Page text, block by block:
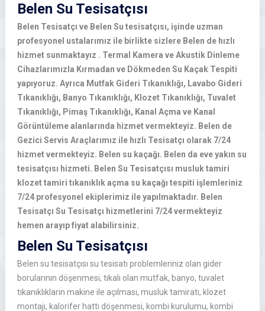
Belen Su Tesisatçısı
Belen Tesisatçı ve Belen Su tesisatçısı, işinde uzman
profesyonel ustalarımız ile birlikte sizlere Belen de hızlı
hizmet sunmaktayız . Termal Kamera ve Akustik Dinleme
Cihazlarımızla Kırmadan ve Dökmeden Su Kaçak Tespiti
yapıyoruz. Ayrıca Mutfak Gideri Tıkanıklığı, Lavabo Gideri
Tıkanıklığı, Banyo Tıkanıklığı, Klozet Tıkanıklığı, Tuvalet
Tıkanıklığı, Pimaş Tıkanıklığı, Kanal Açma ve Kanal
Görüntüleme alanlarında hizmet vermekteyiz. Belen de
Gezici Servis Araçlarımız ile hızlı Tesisatçı olarak 7/24
hizmet vermekteyiz. Belen su kaçağı. Belen da eve yakın su
tesisatçısı hizmeti. Belen Su Tesisatçısı musluk tamiri
klozet tamiri tıkanıklık açma su kaçağı tespiti işlemleriniz
7/24 profesyonel ekiplerimiz ile yapılmaktadır. Belen
Tesisatçı Su Tesisatçı hizmetlerini 7/24 vermekteyiz
hemen arayıp fiyat alabilirsiniz.
Belen Su Tesisatçısı
Belen su tesisatçısı su tesisatı problemleriniz olan gider
borularının döşenmesi, tıkalı olan mutfak, banyo, tuvalet
tıkanıklıkların makine ile açılması, musluk tamiratı, klozet
montajı, kalorifer hattı döşenmesi, kombi kurulumu, kombi